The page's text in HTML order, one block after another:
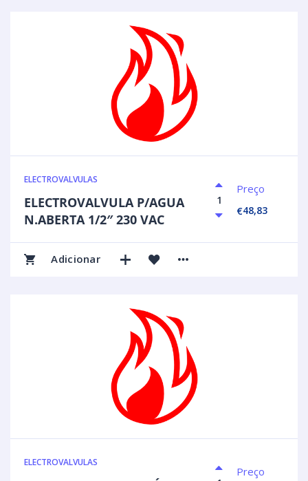
ELECTROVALVULAS
ELECTROVALVULA P/AGUA
N.ABERTA 1/2″ 230 VAC
Preço
€48,83
Adicionar
ELECTROVALVULAS
Preço